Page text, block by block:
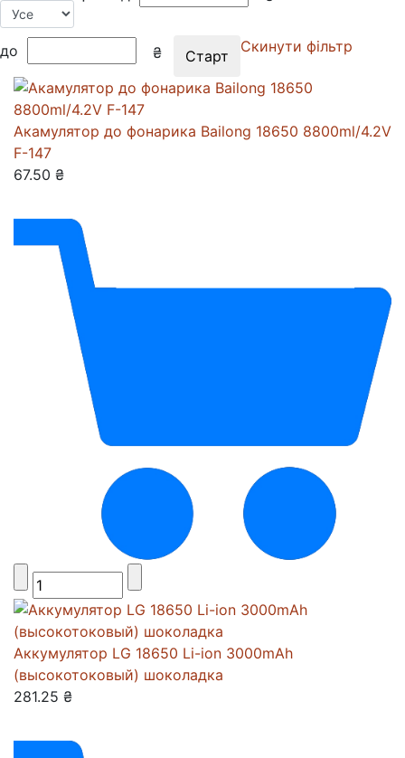
до ₴ Скинути фільтр
Акамулятор до фонарика Bailong 18650 8800ml/4.2V
F-147
67.50 ₴
Аккумулятор LG 18650 Li-ion 3000mAh
(высокотоковый) шоколадка
281.25 ₴